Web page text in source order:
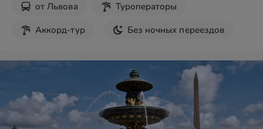
от Львова
Туроператоры
Аккорд-тур
Без ночных переездов